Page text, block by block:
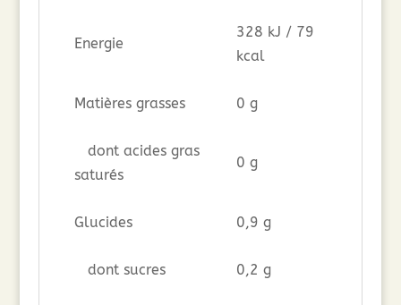
Energie
328 kJ / 79
kcal
Matières grasses 0 g
dont acides gras
saturés
0 g
Glucides 0,9 g
dont sucres 0,2 g